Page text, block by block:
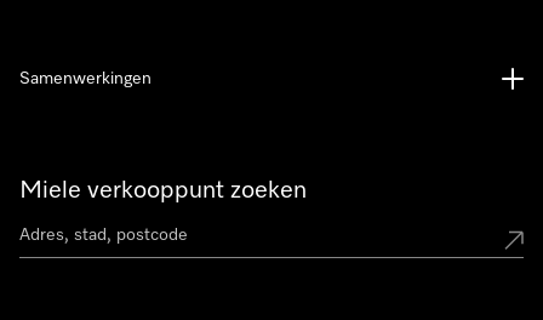
Miele verkooppunt zoeken
Samenwerkingen